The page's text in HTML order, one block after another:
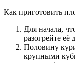
Как приготовить
Для начала,
разогрейте её
Половину
крупными